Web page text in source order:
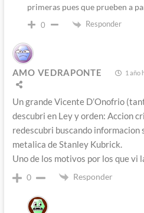
primeras pues que prueben a
0 Responder
AMO VEDRAPONTE 1 año
Un grande Vicente D’Onofrio
descubri en Ley y orden: Accion
redescubri buscando informacion
metalica de Stanley Kubrick.
Uno de los motivos por los que vi
0 Responder